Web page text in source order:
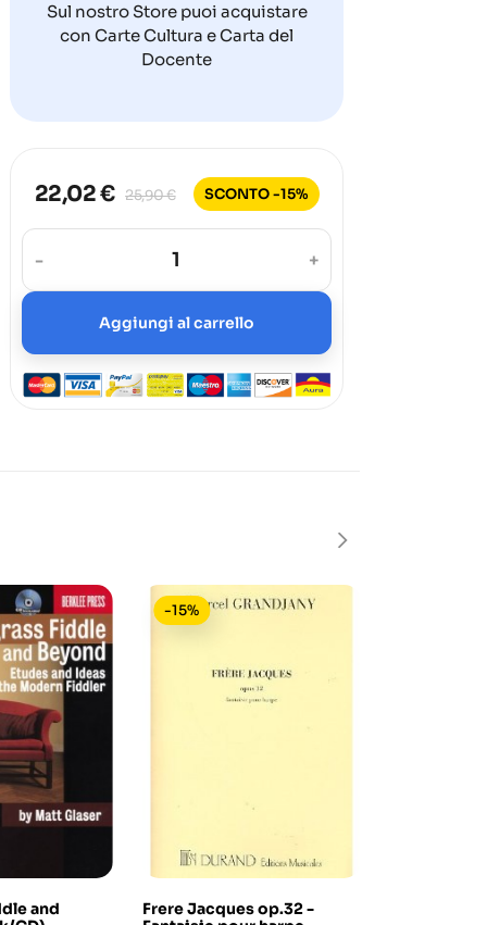
Sul nostro Store puoi acquistare
con Carte Cultura e Carta del
Docente
22,02 € 25,90 € SCONTO -15%
- +
Aggiungi al carrello
and
Frere Jacques op.32 -
-15%